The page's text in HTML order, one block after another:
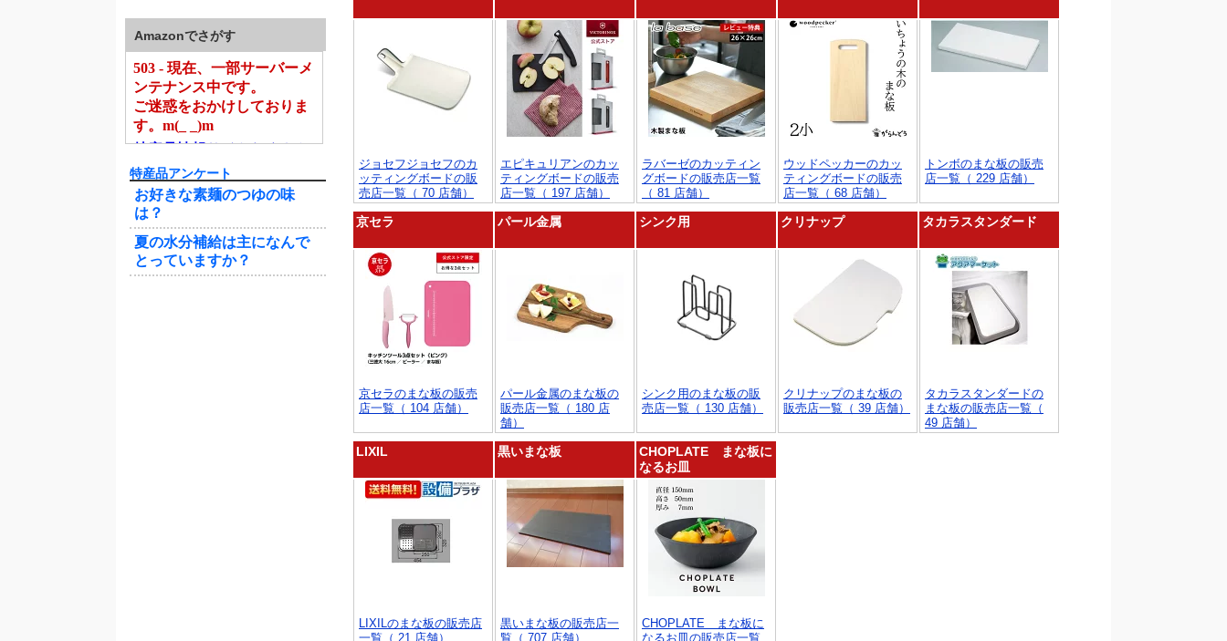
ジョセフジョセフのカ
ッティングボードの販
売店一覧（ 70 店舗）
エピキュリアンのカッ
ティングボードの販売
店一覧（ 197 店舗）
ラバーゼのカッティン
グボードの販売店一覧
（ 81 店舗）
ウッドペッカーのカッ
ティングボードの販売
店一覧（ 68 店舗）
トンボのまな板の販売
店一覧（ 229 店舗）
京セラ
京セラのまな板の販売
店一覧（ 104 店舗）
パール金属
パール金属のまな板の
販売店一覧（ 180 店
舗）
シンク用
シンク用のまな板の販
売店一覧（ 130 店舗）
クリナップ
クリナップのまな板の
販売店一覧（ 39 店舗）
タカラスタンダード
タカラスタンダードの
まな板の販売店一覧（
49 店舗）
LIXIL
LIXILのまな板の販売店
一覧（ 21 店舗）
黒いまな板
黒いまな板の販売店一
覧（ 707 店舗）
CHOPLATE まな板に
なるお皿
CHOPLATE まな板に
なるお皿の販売店一覧
Amazonでさがす
特産品アンケート
お好きな素麺のつゆの味
は？
夏の水分補給は主になんで
とっていますか？